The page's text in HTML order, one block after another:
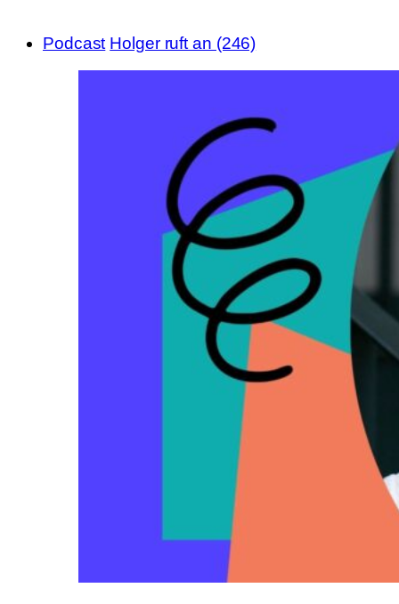
Podcast Holger ruft an (246)